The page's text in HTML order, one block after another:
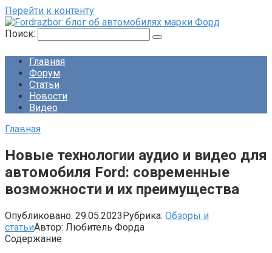
Перейти к контенту
Поиск:
Главная
Форум
Статьи
Новости
Видео
Главная
Новые технологии аудио и видео для
автомобиля Ford: современные
возможности и их преимущества
Опубликовано: 29.05.2023Рубрика: Обзоры и
статьиАвтор: Любитель Форда
Содержание